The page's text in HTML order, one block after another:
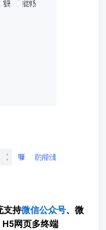
支持微信公众号、微
网页多终端